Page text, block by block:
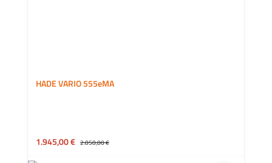
HADE VARIO 555eMA
Verkaufspreis:
1.945,00 € Regulärer Preis:
2.050,00 €